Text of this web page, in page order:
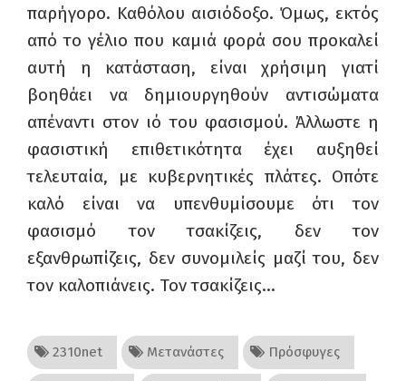
παρήγορο. Καθόλου αισιόδοξο. Όμως, εκτός
από το γέλιο που καμιά φορά σου προκαλεί
αυτή η κατάσταση, είναι χρήσιμη γιατί
βοηθάει να δημιουργηθούν αντισώματα
απέναντι στον ιό του φασισμού. Άλλωστε η
φασιστική επιθετικότητα έχει αυξηθεί
τελευταία, με κυβερνητικές πλάτες. Οπότε
καλό είναι να υπενθυμίσουμε ότι τον
φασισμό τον τσακίζεις, δεν τον
εξανθρωπίζεις, δεν συνομιλείς μαζί του, δεν
τον καλοπιάνεις. Τον τσακίζεις…
2310net Μετανάστες Πρόσφυγες